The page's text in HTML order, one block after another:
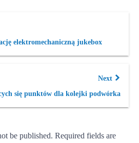
elektromechaniczną jukebox
Next
się punktów dla kolejki podwórka
be published. Required fields are